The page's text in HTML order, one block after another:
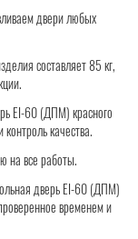
двери любых
составляет 85 кг,
EI-60 (ДПМ) красного
качества.
на все работы.
дверь EI-60 (ДПМ)
временем и